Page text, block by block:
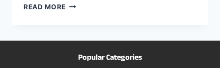
READ MORE
Popular Categories